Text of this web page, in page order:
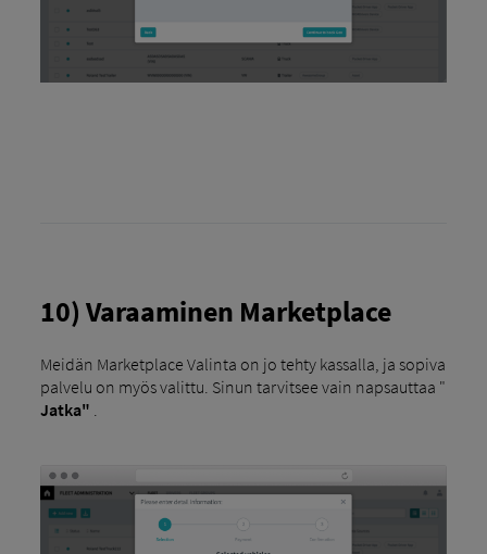
10) Varaaminen Marketplace
Meidän Marketplace Valinta on jo tehty kassalla, ja sopiva
palvelu on myös valittu. Sinun tarvitsee vain napsauttaa "
Jatka"